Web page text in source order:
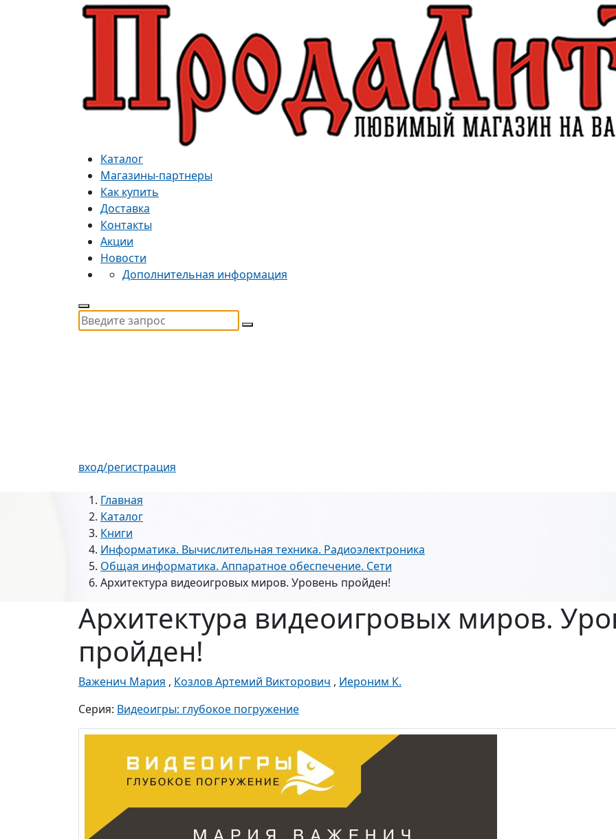
Каталог
Магазины-партнеры
Как купить
Доставка
Контакты
Акции
Новости
Дополнительная информация
вход/регистрация
Главная
Каталог
Книги
Информатика. Вычислительная техника. Радиоэлектроника
Общая информатика. Аппаратное обеспечение. Сети
Архитектура видеоигровых миров. Уровень пройден!
Архитектура видеоигровых миров.
пройден!
Важенич Мария , Козлов Артемий Викторович , Иероним К.
Серия: Видеоигры: глубокое погружение